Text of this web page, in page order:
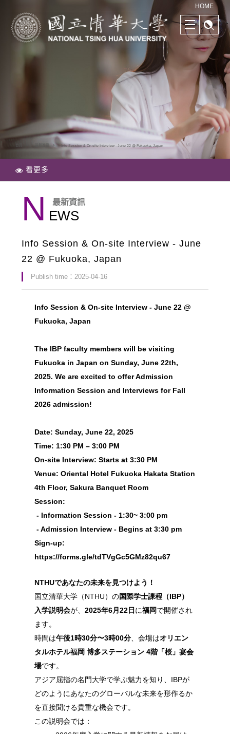
清華學院國際學士班｜多樣化的學習路徑｜幫助培養國際競爭力HOME
Info Session & On-site Interview - June 22 @ Fukuoka, Japan
看更多
N EWS
最新資訊
Info Session & On-site Interview - June
22 @ Fukuoka, Japan
Publish time：2025-04-16
Info Session & On-site Interview - June 22 @
Fukuoka, Japan
The IBP faculty members will be visiting
Fukuoka in Japan on Sunday, June 22th,
2025. We are excited to offer Admission
Information Session and Interviews for Fall
2026 admission!
Date: Sunday, June 22, 2025
Time: 1:30 PM – 3:00 PM
On-site Interview: Starts at 3:30 PM
Venue: Oriental Hotel Fukuoka Hakata Station
4th Floor, Sakura Banquet Room
Session:
- Information Session - 1:30~ 3:00 pm
- Admission Interview - Begins at 3:30 pm
Sign-up:
https://forms.gle/tdTVgGc5GMz82qu67
NTHUであなたの未来を見つけよう！
国立清華大学（NTHU）の国際学士課程（IBP）
入学説明会が、2025年6月22日 に福岡で開催され
ます。
時間は午後1時30分〜3時00分、会場はオリエン
タルホテル福岡 博多ステーション 4階「桜」宴会
場です。
アジア屈指の名門大学で学ぶ魅力を知り、 IBPが
どのようにあなたのグローバルな未来を形作るか
を直接聞ける貴重な機会です。
この説明会では：